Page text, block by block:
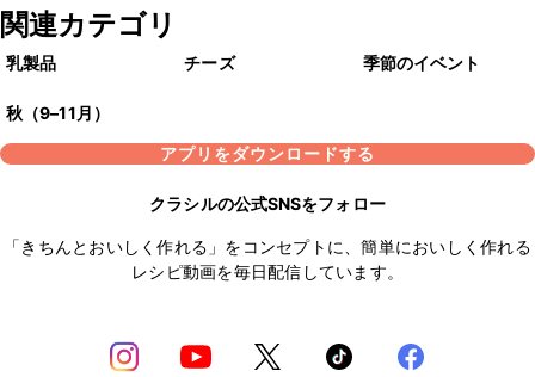
関連カテゴリ
乳製品 チーズ 季節のイベント
秋（9–11月）
アプリをダウンロードする
クラシルの公式SNSをフォロー
「きちんとおいしく作れる」をコンセプトに、簡単においしく作れる
レシピ動画を毎日配信しています。